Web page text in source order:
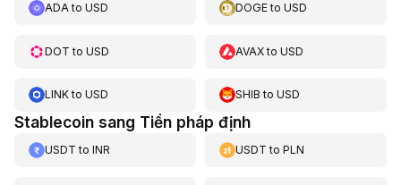
ADAto USD DOGEtoUSD
DOT to USD AVAXtoUSD
LINKto USD SHIB toUSD
Stablecoin sang Tiền pháp định
USDT to INR USDT toPLN